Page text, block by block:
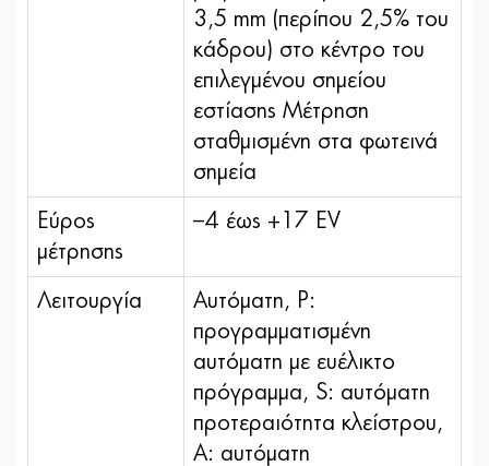
3,5 mm (περίπου 2,5% του
κάδρου) στο κέντρο του
επιλεγμένου σημείου
εστίασης Μέτρηση
σταθμισμένη στα φωτεινά
σημεία
Εύρος
μέτρησης
–4 έως +17 EV
Λειτουργία
Αυτόματη, P:
προγραμματισμένη
αυτόματη με ευέλικτο
πρόγραμμα, S: αυτόματη
προτεραιότητα κλείστρου,
A: αυτόματη